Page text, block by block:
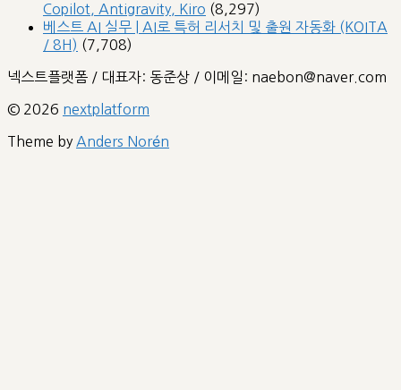
Copilot, Antigravity, Kiro (8,297)
베스트 AI 실무 | AI로 특허 리서치 및 출원 자동화 (KOITA
/ 8H) (7,708)
넥스트플랫폼 / 대표자: 동준상 / 이메일: naebon@naver.com
© 2026 nextplatform
Theme by Anders Norén